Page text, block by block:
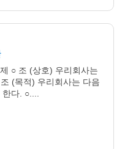
○ 조 (상호) 우리회사는
(목적) 우리회사는 다음
다. ○....